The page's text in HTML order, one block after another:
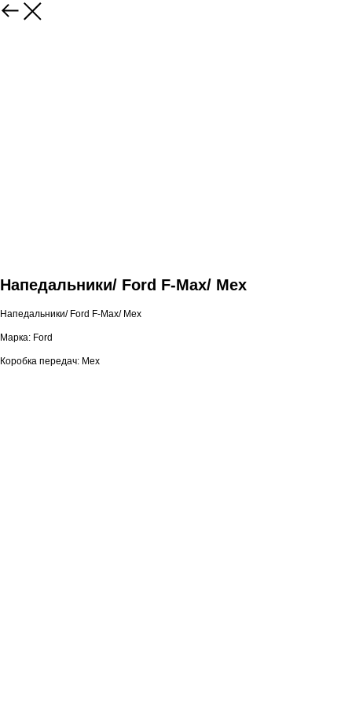
Напедальники/ Ford F-Max/ Мех
Напедальники/ Ford F-Max/ Мех
Марка: Ford
Коробка передач: Мех